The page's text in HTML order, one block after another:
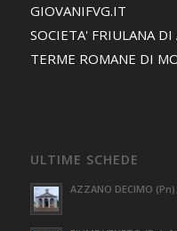
GIOVANIFVG.IT
SOCIETA' FRIULANA
TERME ROMANE DI
ULTIME SCHEDE
AZZANO DECIMO